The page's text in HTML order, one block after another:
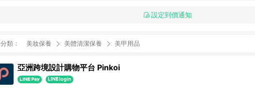
設定到價通知
分類： 美妝保養 美體清潔保養 美甲用品
亞洲跨境設計購物平台 Pinkoi